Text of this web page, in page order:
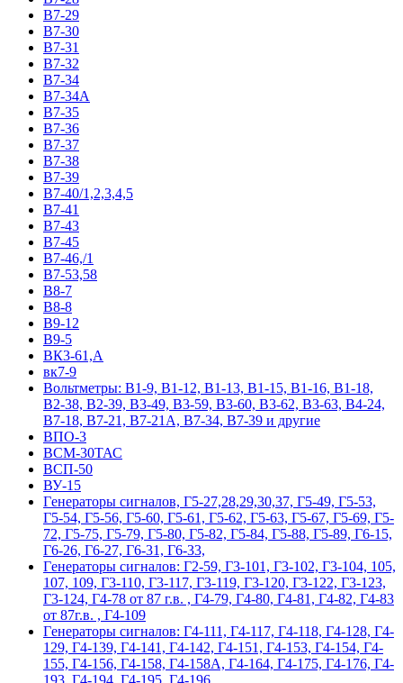
В7-29
В7-30
В7-31
В7-32
В7-34
В7-34А
В7-35
В7-36
В7-37
В7-38
В7-39
В7-40/1,2,3,4,5
В7-41
В7-43
В7-45
В7-46,/1
В7-53,58
В8-7
В8-8
В9-12
В9-5
ВК3-61,А
вк7-9
Вольтметры: В1-9, В1-12, В1-13, В1-15, В1-16, В1-18,
В2-38, В2-39, В3-49, В3-59, В3-60, В3-62, В3-63, В4-24,
В7-18, В7-21, В7-21А, В7-34, В7-39 и другие
ВПО-3
ВСМ-30ТАС
ВСП-50
ВУ-15
Гeнepaтopы cигнaлoв, Г5-27,28,29,30,37, Г5-49, Г5-53,
Г5-54, Г5-56, Г5-60, Г5-61, Г5-62, Г5-63, Г5-67, Г5-69, Г5-
72, Г5-75, Г5-79, Г5-80, Г5-82, Г5-84, Г5-88, Г5-89, Г6-15,
Г6-26, Г6-27, Г6-31, Г6-33,
Гeнepaтopы cигнaлoв: Г2-59, Г3-101, Г3-102, Г3-104, 105,
107, 109, Г3-110, Г3-117, Г3-119, Г3-120, Г3-122, Г3-123,
Г3-124, Г4-78 от 87 г.в. , Г4-79, Г4-80, Г4-81, Г4-82, Г4-83
от 87г.в. , Г4-109
Гeнepaтopы cигнaлoв: Г4-111, Г4-117, Г4-118, Г4-128, Г4-
129, Г4-139, Г4-141, Г4-142, Г4-151, Г4-153, Г4-154, Г4-
155, Г4-156, Г4-158, Г4-158А, Г4-164, Г4-175, Г4-176, Г4-
193, Г4-194, Г4-195, Г4-196